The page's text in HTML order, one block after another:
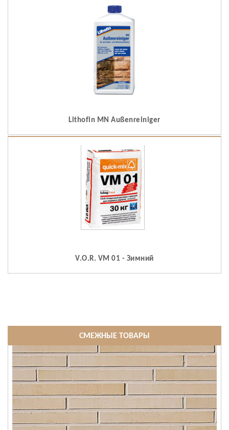
Lithofin MN Außenreiniger
V.O.R. VM 01 - Зимний
СМЕЖНЫЕ ТОВАРЫ